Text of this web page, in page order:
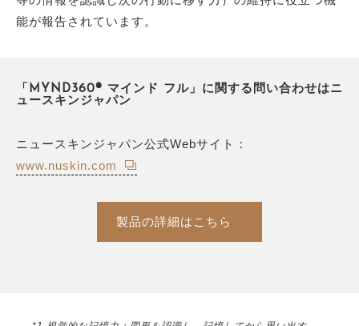
能が報告されています。
「MYND360® マインド フル」に関する問い合わせはニ
ュースキンジャパン
ニュースキンジャパン公式Webサイト：
www.nuskin.com
製品の詳細はこちら